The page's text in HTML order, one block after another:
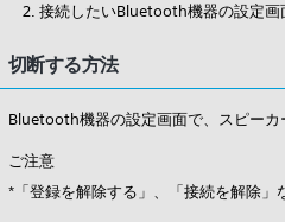
接続したいBluetooth機器の設定画
切断する方法
Bluetooth機器の設定画面で、スピーカ
ご注意
*「登録を解除する」、「接続を解除」